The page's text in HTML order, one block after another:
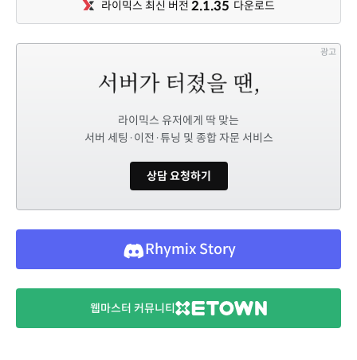
라이믹스 최신 버전 2.1.35 다운로드
광고
라이믹스 유저에게 딱 맞는
서버 세팅·이전·튜닝 및 종합 자문 서비스
상담 요청하기
Rhymix Story
웹마스터 커뮤니티